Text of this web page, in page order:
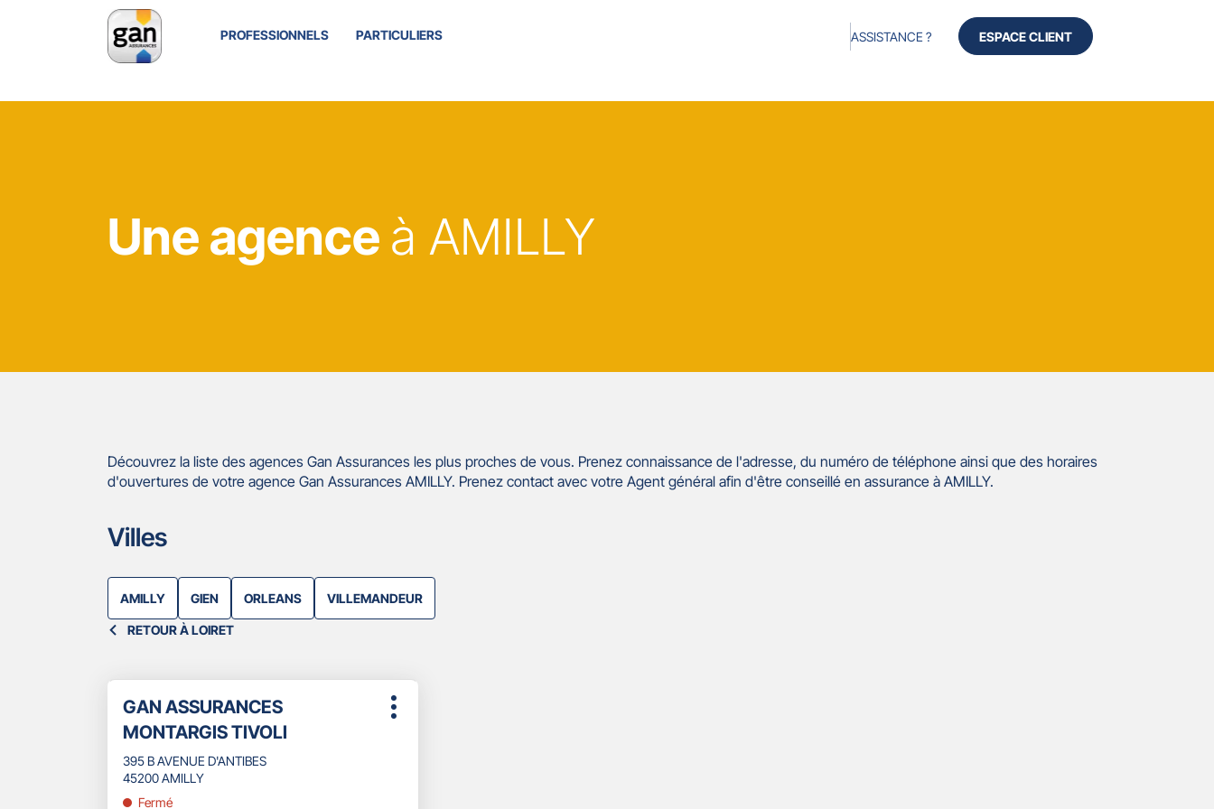
PROFESSIONNELS PARTICULIERS ASSISTANCE ? ESPACE CLIENT
Une agence à AMILLY
Découvrez la liste des agences Gan Assurances les plus proches de vous. Prenez connaissance de l'adresse, du numéro de téléphone ainsi que des horaires
d'ouvertures de votre agence Gan Assurances AMILLY. Prenez contact avec votre Agent général afin d'être conseillé en assurance à AMILLY.
Villes
AMILLY GIEN ORLEANS VILLEMANDEUR
RETOUR À LOIRET
sur
touche
ENTRÉE
pour
Point
de
vente
:
GAN ASSURANCES
MONTARGIS TIVOLI
395 B AVENUE D'ANTIBES
45200 AMILLY
Fermé
Plus